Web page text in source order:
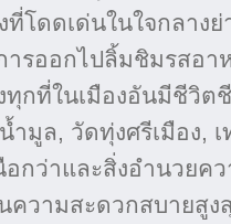
โดดเด่นในใจกลาง
ารออกไปลิ้มชิมรสอา
กที่ในเมืองอันมีชีวิต
มูล, วัดทุ่งศรีเมือง,
อกว่าและสิ่งอำนวย
ความสะดวกสบายสูง